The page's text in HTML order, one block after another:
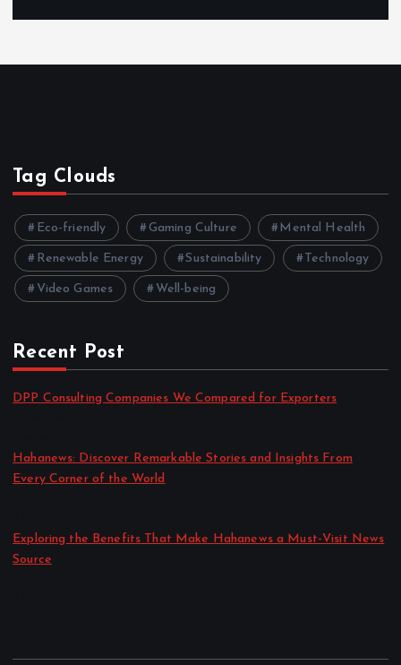
Tag Clouds
Eco-friendly Gaming Culture Mental Health
Renewable Energy Sustainability Technology
Video Games Well-being
Recent Post
DPP Consulting Companies We Compared for Exporters
Hahanews: Discover Remarkable Stories and Insights From
Every Corner of the World
Exploring the Benefits That Make Hahanews a Must-Visit News
Source